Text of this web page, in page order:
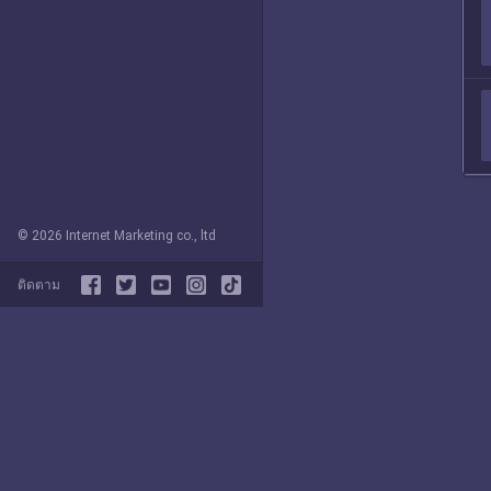
© 2026 Internet Marketing co., ltd
ติดตาม